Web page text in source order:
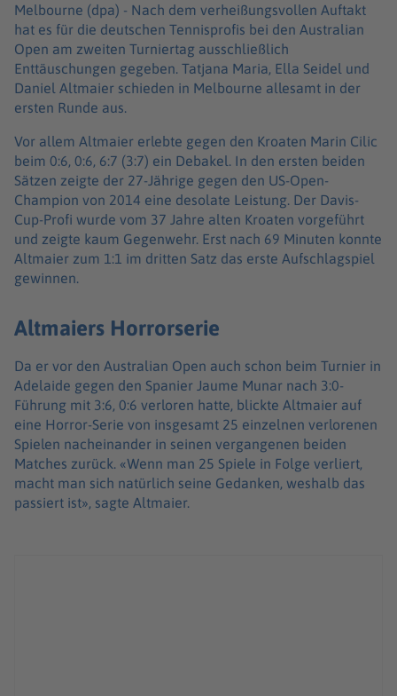
Melbourne (dpa) - Nach dem verheißungsvollen Auftakt
hat es für die deutschen Tennisprofis bei den Australian
Open am zweiten Turniertag ausschließlich
Enttäuschungen gegeben. Tatjana Maria, Ella Seidel und
Daniel Altmaier schieden in Melbourne allesamt in der
ersten Runde aus.
Vor allem Altmaier erlebte gegen den Kroaten Marin Cilic
beim 0:6, 0:6, 6:7 (3:7) ein Debakel. In den ersten beiden
Sätzen zeigte der 27-Jährige gegen den US-Open-
Champion von 2014 eine desolate Leistung. Der Davis-
Cup-Profi wurde vom 37 Jahre alten Kroaten vorgeführt
und zeigte kaum Gegenwehr. Erst nach 69 Minuten konnte
Altmaier zum 1:1 im dritten Satz das erste Aufschlagspiel
gewinnen.
Altmaiers Horrorserie
Da er vor den Australian Open auch schon beim Turnier in
Adelaide gegen den Spanier Jaume Munar nach 3:0-
Führung mit 3:6, 0:6 verloren hatte, blickte Altmaier auf
eine Horror-Serie von insgesamt 25 einzelnen verlorenen
Spielen nacheinander in seinen vergangenen beiden
Matches zurück. «Wenn man 25 Spiele in Folge verliert,
macht man sich natürlich seine Gedanken, weshalb das
passiert ist», sagte Altmaier.